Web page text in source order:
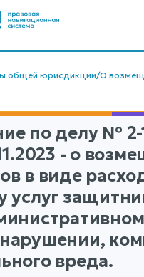
общей юрисдикции/О
по делу № 2-
- о
в виде
услуг
вреда.